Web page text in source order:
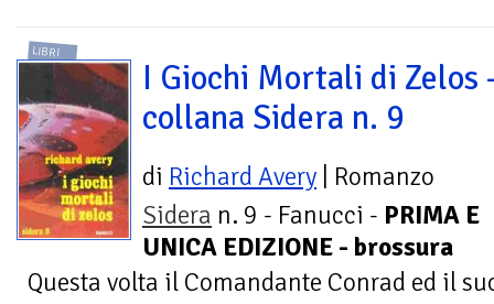
LIBRI
I Giochi Mortali di Zelos
collana Sidera n. 9
di Richard Avery | Romanzo
Sidera n. 9 - Fanucci - PRIMA E
UNICA EDIZIONE - brossura
Questa volta il Comandante Conrad ed il